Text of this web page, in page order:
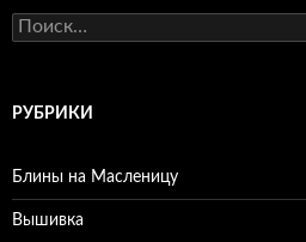
Найти:
РУБРИКИ
Блины на Масленицу
Вышивка